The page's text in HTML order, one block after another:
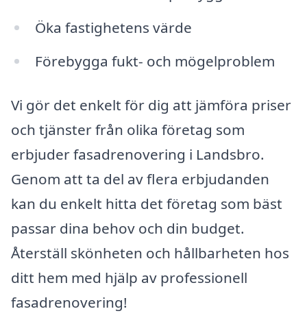
Öka fastighetens värde
Förebygga fukt- och mögelproblem
Vi gör det enkelt för dig att jämföra priser
och tjänster från olika företag som
erbjuder fasadrenovering i Landsbro.
Genom att ta del av flera erbjudanden
kan du enkelt hitta det företag som bäst
passar dina behov och din budget.
Återställ skönheten och hållbarheten hos
ditt hem med hjälp av professionell
fasadrenovering!